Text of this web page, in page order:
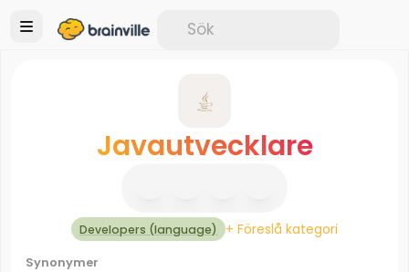
Javautvecklare
Developers (language) + Föreslå kategori
Synonymer